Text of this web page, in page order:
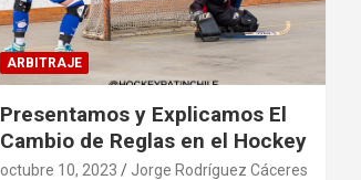
ARBITRAJE
Presentamos y Explicamos El
Cambio de Reglas en el Hockey
octubre 10, 2023 Jorge Rodríguez Cáceres